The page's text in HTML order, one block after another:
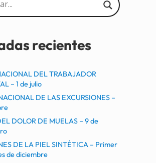
recientes
DEL TRABAJADOR
– 1 de julio
DE LAS EXCURSIONES –
DOLOR DE MUELAS – 9 de
DE LA PIEL SINTÉTICA – Primer
de diciembre